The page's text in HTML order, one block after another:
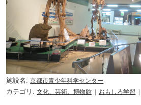
施設名
京都市青少年科学センター
カテゴリ
文化、芸術、博物館 おもしろ学習